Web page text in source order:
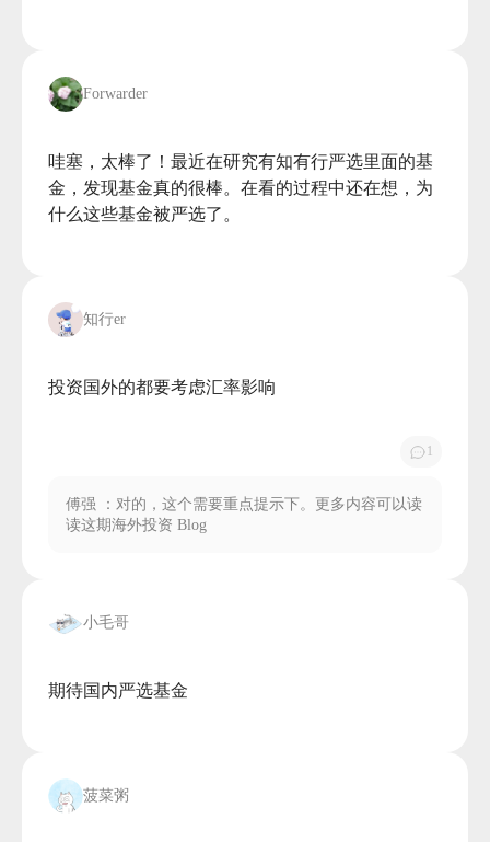
Forwarder
哇塞，太棒了！最近在研究有知有行严选里面的基
金，发现基金真的很棒。在看的过程中还在想，为
什么这些基金被严选了。
知行er
投资国外的都要考虑汇率影响
1
傅强
：对的，这个需要重点提示下。更多内容可以读
读这期海外投资 Blog
小毛哥
期待国内严选基金
菠菜粥